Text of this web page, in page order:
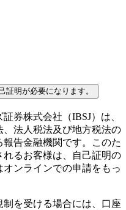
明が必要になります。
券株式会社（IBSJ）は、
、法人税法及び地方税法の
告金融機関です。このた
るお客様は、自己証明の
ンラインでの申請をもっ
を受ける場合には、口座